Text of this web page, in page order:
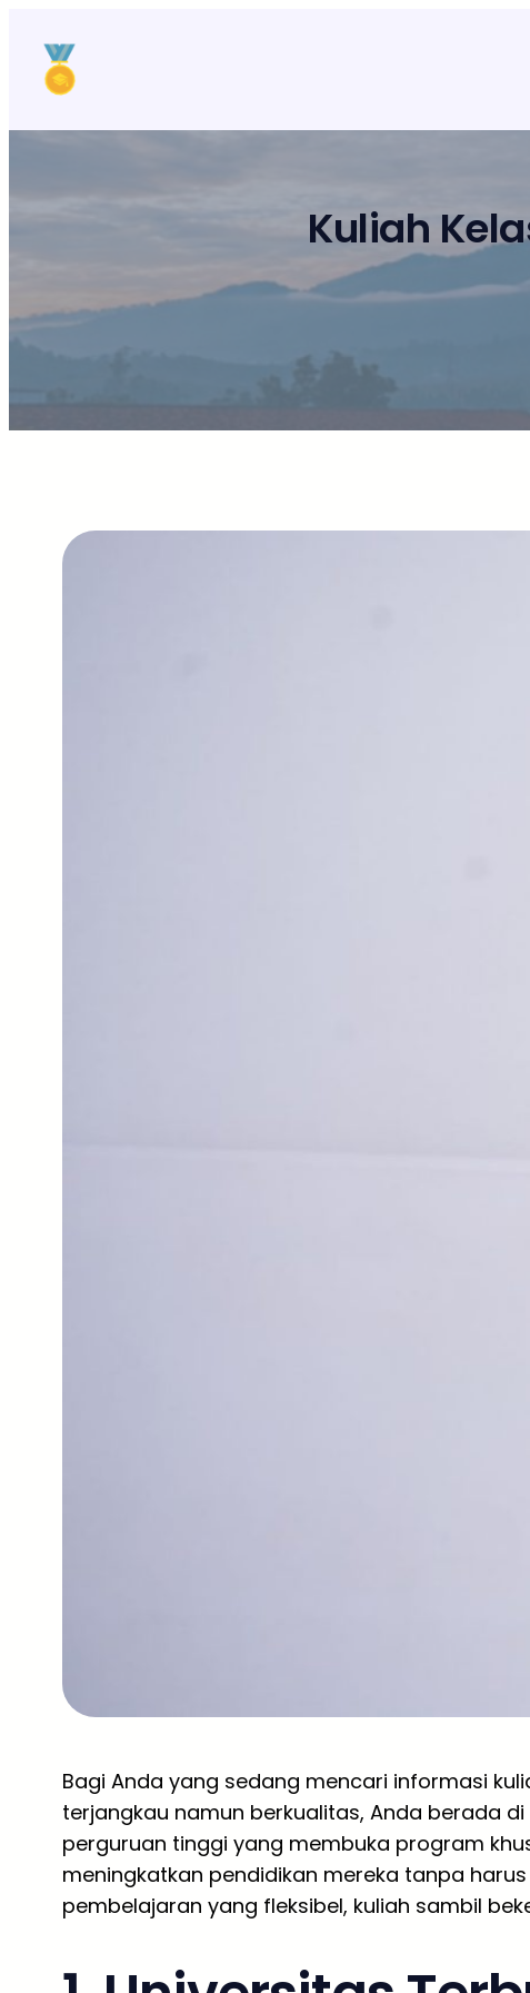
konten
Kuliah
Bagi Anda yang sedang mencari informasi
terjangkau namun berkualitas, Anda berada
perguruan tinggi yang membuka program
meningkatkan pendidikan mereka tanpa
pembelajaran yang fleksibel, kuliah sambil